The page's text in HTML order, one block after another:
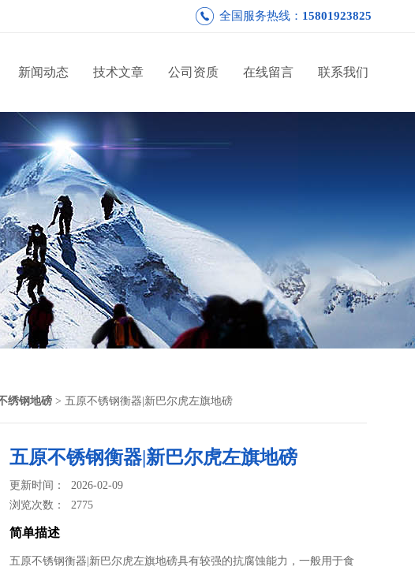
全国服务热线： 15801923825
新闻动态 技术文章 公司资质 在线留言 联系我们
绣钢地磅 > 五原不锈钢衡器|新巴尔虎左旗地磅
五原不锈钢衡器|新巴尔虎左旗地磅
更新时间： 2026-02-09
浏览次数：2775
简单描述
五原不锈钢衡器|新巴尔虎左旗地磅具有较强的抗腐蚀能力，一般用于食